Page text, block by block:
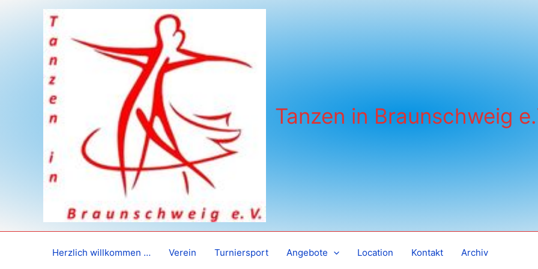
Tanzen in Braunschweig
Herzlich willkommen … Verein Turniersport Angebote Location Kontakt Archiv